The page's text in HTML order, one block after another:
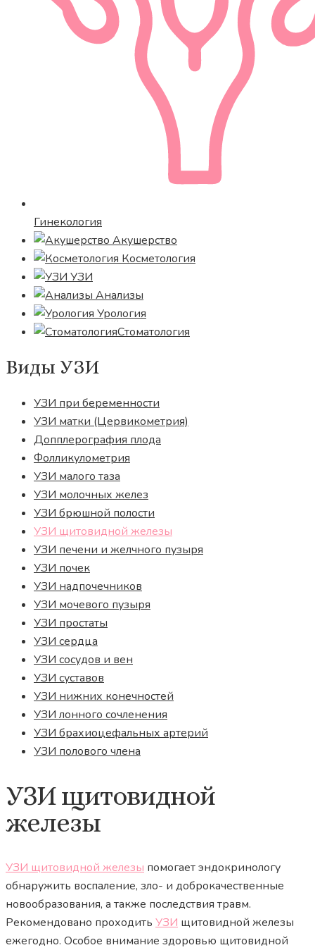
Гинекология
Акушерство
Косметология
УЗИ
Анализы
Урология
Стоматология
Виды УЗИ
УЗИ при беременности
УЗИ матки (Цервикометрия)
Допплерография плода
Фолликулометрия
УЗИ малого таза
УЗИ молочных желез
УЗИ брюшной полости
УЗИ щитовидной железы
УЗИ печени и желчного пузыря
УЗИ почек
УЗИ надпочечников
УЗИ мочевого пузыря
УЗИ простаты
УЗИ сердца
УЗИ сосудов и вен
УЗИ суставов
УЗИ нижних конечностей
УЗИ лонного сочленения
УЗИ брахиоцефальных артерий
УЗИ полового члена
УЗИ щитовидной
железы
УЗИ щитовидной железы помогает эндокринологу
обнаружить воспаление, зло- и доброкачественные
новообразования, а также последствия травм.
Рекомендовано проходить УЗИ щитовидной железы
ежегодно. Особое внимание здоровью щитовидной